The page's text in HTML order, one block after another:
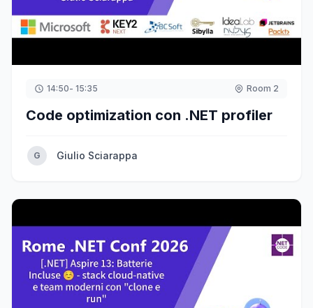
14:50- 15:35 Room 2
Code optimization con .NET profiler
G Giulio Sciarappa